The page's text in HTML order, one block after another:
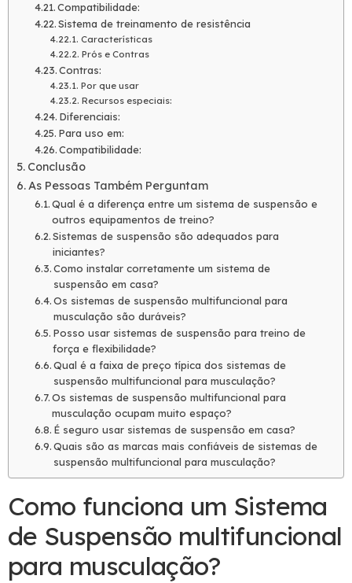
Compatibilidade:
Sistema de treinamento de resistência
Características
Prós e Contras
Contras:
Por que usar
Recursos especiais:
Diferenciais:
Para uso em:
Compatibilidade:
Conclusão
As Pessoas Também Perguntam
Qual é a diferença entre um sistema de suspensão e
outros equipamentos de treino?
Sistemas de suspensão são adequados para
iniciantes?
Como instalar corretamente um sistema de
suspensão em casa?
Os sistemas de suspensão multifuncional para
musculação são duráveis?
Posso usar sistemas de suspensão para treino de
força e flexibilidade?
Qual é a faixa de preço típica dos sistemas de
suspensão multifuncional para musculação?
Os sistemas de suspensão multifuncional para
musculação ocupam muito espaço?
É seguro usar sistemas de suspensão em casa?
Quais são as marcas mais confiáveis de sistemas de
suspensão multifuncional para musculação?
Como funciona um Sistema
de Suspensão multifuncional
para musculação?